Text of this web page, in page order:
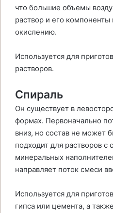
что большие объемы
раствор и его компоненты
окислению.
Используется для
растворов.
Спираль
Он существует в
формах. Первоначально
вниз, но состав не может
подходит для растворов с
минеральных
направляет поток смеси
Используется для
гипса или цемента, а